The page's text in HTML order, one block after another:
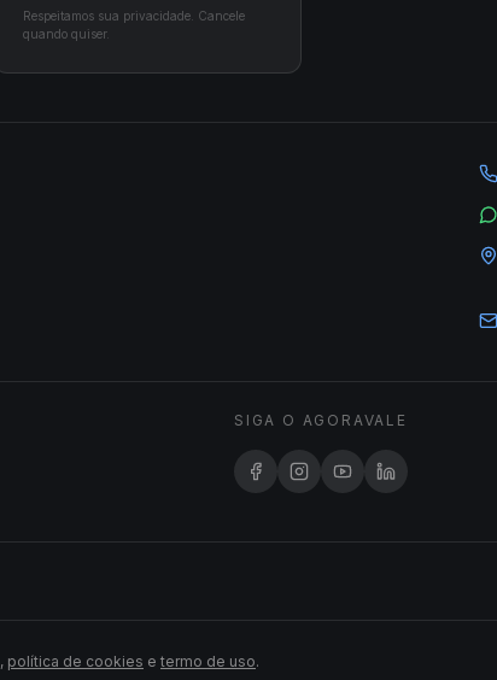
Respeitamos sua privacidade. Cancele
quando quiser.
SIGA O AGORAVALE
, política de cookies e termo de uso.